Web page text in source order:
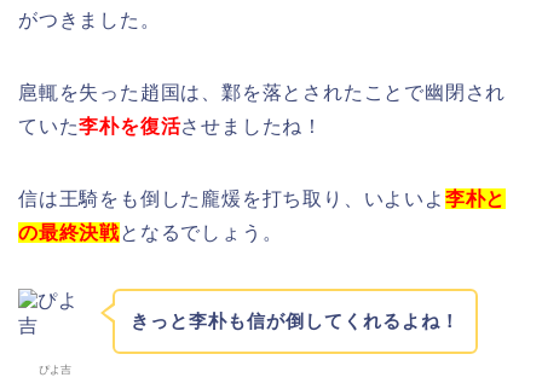
がつきました。
扈輒を失った趙国は、鄴を落とされたことで幽閉され
ていた李朴を復活させましたね！
信は王騎をも倒した龐煖を打ち取り、いよいよ 李朴と
の最終決戦となるでしょう。
ぴよ吉
きっと李朴も信が倒してくれるよね！